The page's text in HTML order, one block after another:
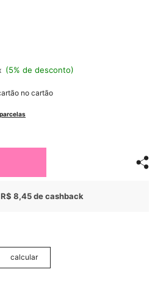
(5% de desconto)
no cartão
R$ 8,45de cashback
calcular